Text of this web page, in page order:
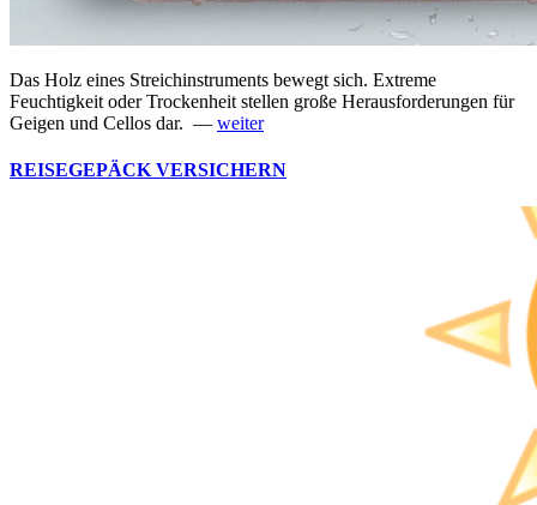
Das Holz eines Streichinstruments bewegt sich. Extreme
Feuchtigkeit oder Trockenheit stellen große Herausforderungen für
Geigen und Cellos dar. — weiter
REISEGEPÄCK VERSICHERN